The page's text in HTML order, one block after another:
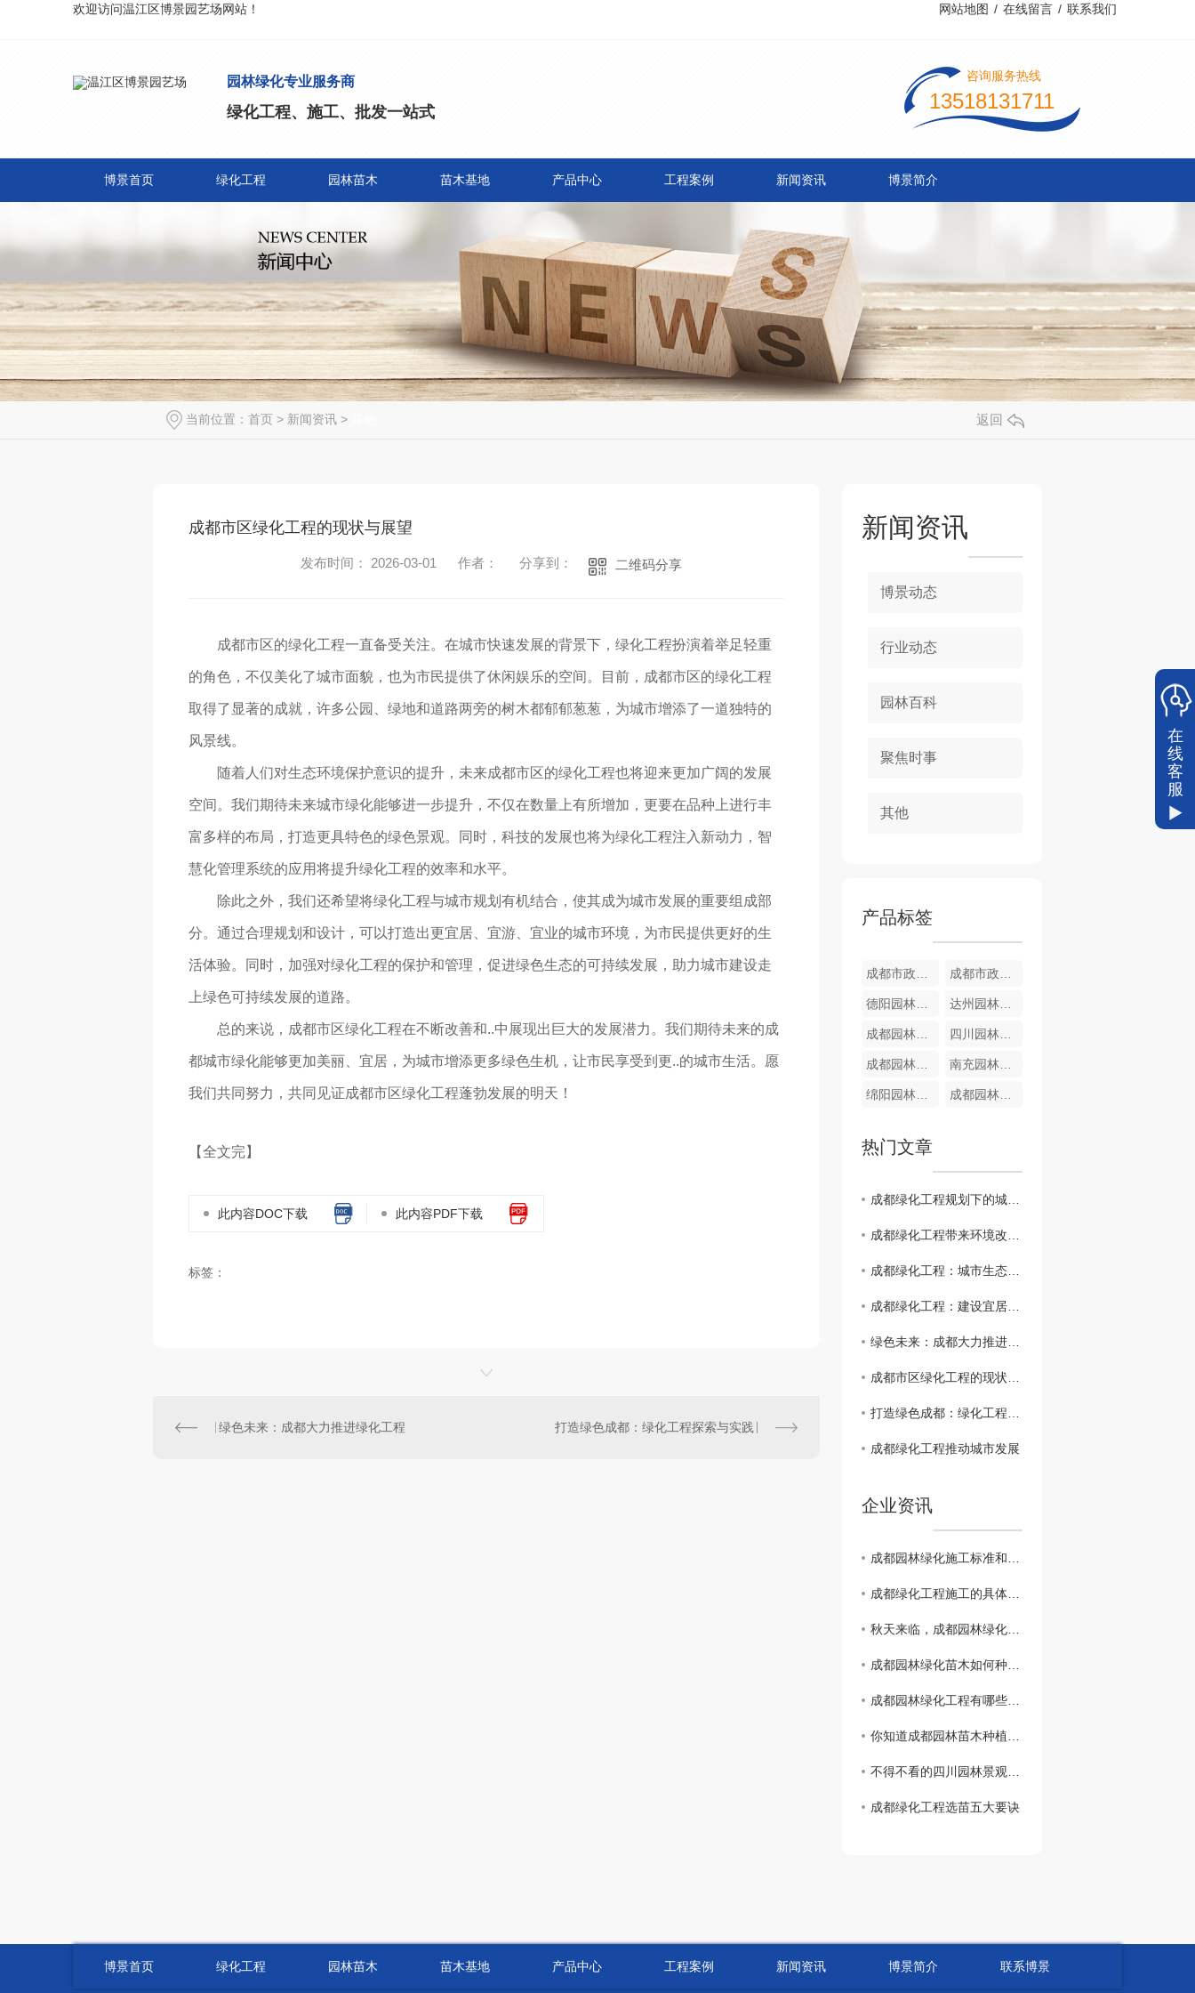
欢迎访问温江区博景园艺场网站！ 网站地图 / 在线留言 / 联系我们
园林绿化专业服务商
绿化工程、施工、批发一站式
咨询服务热线
13518131711
博景首页 绿化工程 园林苗木 苗木基地 产品中心 工程案例 新闻资讯 博景简介
当前位置： 首页 > 新闻资讯 > 返回
成都市区绿化工程的现状与展望
发布时间： 2026-03-01 作者： 分享到： 二维码分享
成都市区的绿化工程一直备受关注。在城市快速发展的背景下，绿化工程扮演着举足轻重
的角色，不仅美化了城市面貌，也为市民提供了休闲娱乐的空间。目前，成都市区的绿化工程
取得了显著的成就，许多公园、绿地和道路两旁的树木都郁郁葱葱，为城市增添了一道独特的
风景线。
随着人们对生态环境保护意识的提升，未来成都市区的绿化工程也将迎来更加广阔的发展
空间。我们期待未来城市绿化能够进一步提升，不仅在数量上有所增加，更要在品种上进行丰
富多样的布局，打造更具特色的绿色景观。同时，科技的发展也将为绿化工程注入新动力，智
慧化管理系统的应用将提升绿化工程的效率和水平。
除此之外，我们还希望将绿化工程与城市规划有机结合，使其成为城市发展的重要组成部
分。通过合理规划和设计，可以打造出更宜居、宜游、宜业的城市环境，为市民提供更好的生
活体验。同时，加强对绿化工程的保护和管理，促进绿色生态的可持续发展，助力城市建设走
上绿色可持续发展的道路。
总的来说，成都市区绿化工程在不断改善和..中展现出巨大的发展潜力。我们期待未来的成
都城市绿化能够更加美丽、宜居，为城市增添更多绿色生机，让市民享受到更..的城市生活。愿
我们共同努力，共同见证成都市区绿化工程蓬勃发展的明天！
【全文完】
此内容DOC下载 此内容PDF下载
标签：
绿色未来：成都大力推进绿化工程 打造绿色成都：绿化工程探索与实践
新闻资讯
博景动态
行业动态
园林百科
聚焦时事
其他
产品标签
成都市政管网强弱电 成都市政管网 给排水
德阳园林苗木 达州园林苗木
成都园林苗木 四川园林苗木
成都园林苗木 南充园林苗木
绵阳园林苗木 成都园林苗木
热门文章
成都绿化工程规划下的城市绿色未来
成都绿化工程带来环境改善与城市发展同步
成都绿化工程：城市生态美化新亮点
成都绿化工程：建设宜居花园城市
绿色未来：成都大力推进绿化工程
成都市区绿化工程的现状与展望
打造绿色成都：绿化工程探索与实践
成都绿化工程推动城市发展
企业资讯
成都园林绿化施工标准和注意事项你知道吗？
成都绿化工程施工的具体流程有哪些？
秋天来临，成都园林绿化苗木养护有哪些注意事项？
成都园林绿化苗木如何种植更美观？
成都园林绿化工程有哪些特点？
你知道成都园林苗木种植中常见的误区有哪些吗？
不得不看的四川园林景观植物配置！
成都绿化工程选苗五大要诀
博景首页 绿化工程 园林苗木 苗木基地 产品中心 工程案例 新闻资讯 博景简介 联系博景
在
线
客
服